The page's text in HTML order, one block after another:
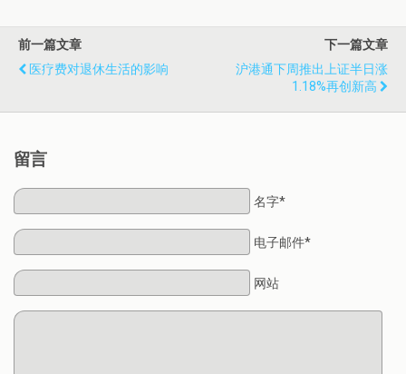
前一篇文章
医疗费对退休生活的影响
下一篇文章
沪港通下周推出上证半日涨
1.18%再创新高
留言
名字*
电子邮件*
网站